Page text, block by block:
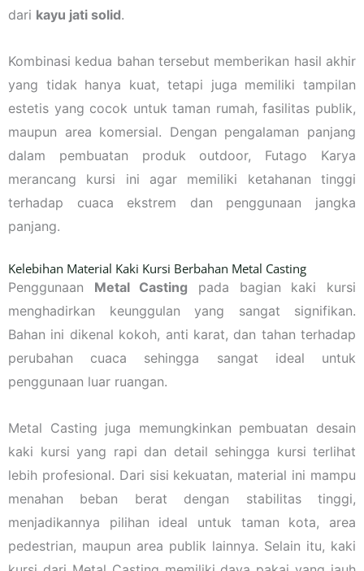
dari kayu jati solid.
Kombinasi kedua bahan tersebut memberikan hasil akhir
yang tidak hanya kuat, tetapi juga memiliki tampilan
estetis yang cocok untuk taman rumah, fasilitas publik,
maupun area komersial. Dengan pengalaman panjang
dalam pembuatan produk outdoor, Futago Karya
merancang kursi ini agar memiliki ketahanan tinggi
terhadap cuaca ekstrem dan penggunaan jangka
panjang.
Kelebihan Material Kaki Kursi Berbahan Metal Casting
Penggunaan Metal Casting pada bagian kaki kursi
menghadirkan keunggulan yang sangat signifikan.
Bahan ini dikenal kokoh, anti karat, dan tahan terhadap
perubahan cuaca sehingga sangat ideal untuk
penggunaan luar ruangan.
Metal Casting juga memungkinkan pembuatan desain
kaki kursi yang rapi dan detail sehingga kursi terlihat
lebih profesional. Dari sisi kekuatan, material ini mampu
menahan beban berat dengan stabilitas tinggi,
menjadikannya pilihan ideal untuk taman kota, area
pedestrian, maupun area publik lainnya. Selain itu, kaki